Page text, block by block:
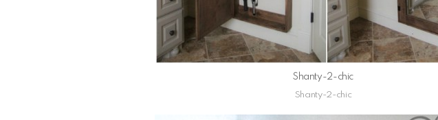
Shanty-2-chic
Shanty-2-chic